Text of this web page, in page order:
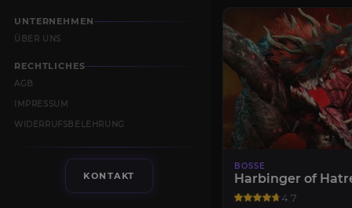
UNTERNEHMEN
ÜBER UNS
RECHTLICHES
AGB
IMPRESSUM
WIDERRUFSBELEHRUNG
KONTAKT
BOSSE
Harbinger of
4.7